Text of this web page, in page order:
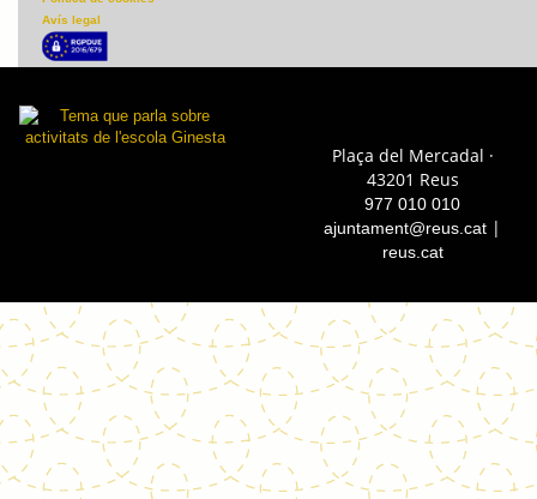
Avís legal
Plaça del Mercadal ·
43201 Reus
977 010 010
ajuntament@reus.cat |
reus.cat